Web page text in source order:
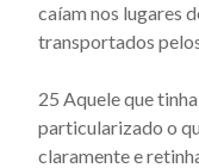
caíam nos lugares
transportados
25 Aquele que
particula­rizado o
claramente e